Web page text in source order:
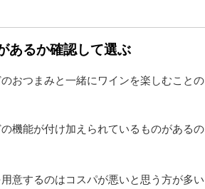
あるか確認して選ぶ
おつまみと一緒にワインを楽しむことの
機能が付け加えられているものがあるの
意するのはコスパが悪いと思う方が多い